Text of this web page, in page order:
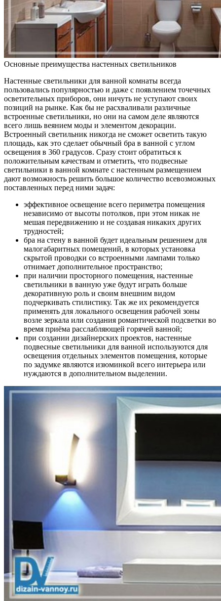
Основные преимущества настенных светильников
Настенные светильники для ванной комнаты всегда
пользовались популярностью и даже с появлением точечных
осветительных приборов, они ничуть не уступают своих
позиций на рынке. Как бы не расхваливали различные
встроенные светильники, но они на самом деле являются
всего лишь веянием моды и элементом декорации.
Встроенный светильник никогда не сможет осветить такую
площадь, как это сделает обычный бра в ванной с углом
освещения в 360 градусов. Сразу стоит обратиться к
положительным качествам и отметить, что подвесные
светильники в ванной комнате с настенным размещением
дают возможность решить большое количество всевозможных
поставленных перед ними задач:
эффективное освещение всего периметра помещения
независимо от высоты потолков, при этом никак не
мешая передвижению и не создавая никаких других
трудностей;
бра на стену в ванной будет идеальным решением для
малогабаритных помещений, в которых установка
скрытой проводки со встроенными лампами только
отнимает дополнительное пространство;
при наличии просторного помещения, настенные
светильники в ванную уже будут играть больше
декоративную роль и своим внешним видом
подчеркивать стилистику. Так же их рекомендуется
применять для локального освещения рабочей зоны
возле зеркала или создания романтической подсветки во
время приёма расслабляющей горячей ванной;
при создании дизайнерских проектов, настенные
подвесные светильники для ванной используются для
освещения отдельных элементов помещения, которые
по задумке являются изюминкой всего интерьера или
нуждаются в дополнительном выделении.